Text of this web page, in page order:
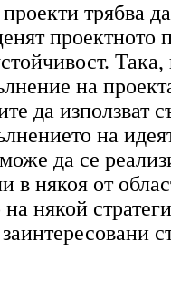
трябва
проектното
на
да използват
на
да се
някоя от
някой